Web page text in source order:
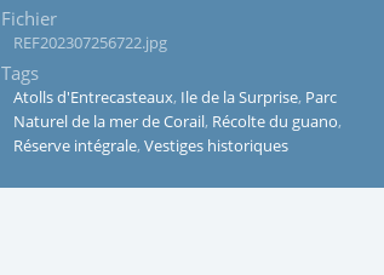
Fichier
REF202307256722.jpg
Tags
Atolls d'Entrecasteaux, Ile de la Surprise, Parc
Naturel de la mer de Corail, Récolte du guano,
Réserve intégrale, Vestiges historiques